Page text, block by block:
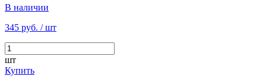
В наличии
345 руб. / шт
шт
Купить